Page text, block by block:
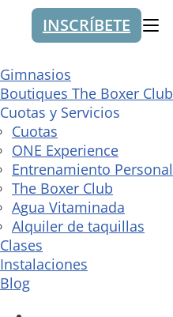
INSCRÍBETE
Gimnasios
Boutiques The Boxer Club
Cuotas y Servicios
Cuotas
ONE Experience
Entrenamiento Personal
The Boxer Club
Agua Vitaminada
Alquiler de taquillas
Clases
Instalaciones
Blog